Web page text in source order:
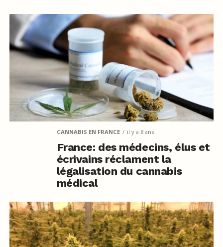
CANNABIS EN FRANCE il y a 8 ans
France: des médecins, élus et
écrivains réclament la
légalisation du cannabis
médical